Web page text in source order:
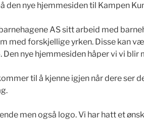
den nye hjemmesiden til Kampen
AS sitt arbeid med
med forskjellige yrken. Disse kan
nye hjemmesiden håper vi vi
til å kjenne igjen når dere ser
men også logo. Vi har hatt et